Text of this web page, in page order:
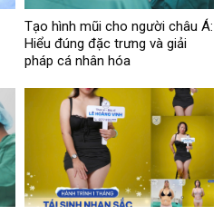
Tạo hình mũi cho người châu Á:
Hiểu đúng đặc trưng và giải
pháp cá nhân hóa